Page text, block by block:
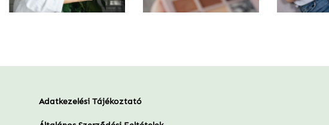
Adatkezelési Tájékoztató